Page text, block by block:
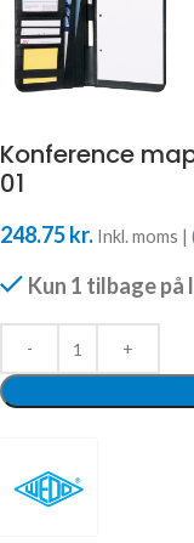
Konference
01
248.75kr. Inkl. moms |
Kun 1 tilbage